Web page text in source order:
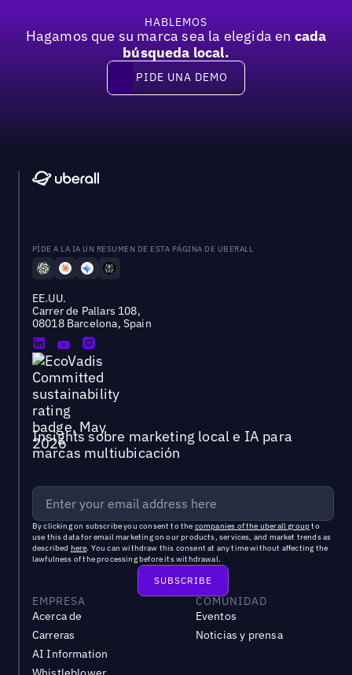
HABLEMOS
Hagamos que su marca sea la elegida en cada
búsqueda local.
Pide una demo
PIDE UNA DEMO
PÍDE A LA IA UN RESUMEN DE ESTA PÁGINA DE UBERALL
EE.UU.
Carrer de Pallars 108,
08018 Barcelona, Spain
Insights sobre marketing local e IA para
marcas multiubicación
By clicking on subscribe you consent to the companies of the uberall groupto
use this data for email marketing on our products, services, and market trends as
described here. You can withdraw this consent at any time without affecting the
lawfulness of the processing before its withdrawal.
EMPRESA
Acerca de
Carreras
AI Information
COMUNIDAD
Eventos
Noticias y prensa